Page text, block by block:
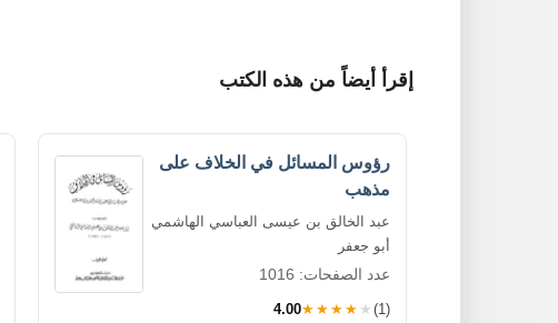
إقرأ أيضاً من هذه الكتب
رؤوس المسائل في الخلاف على
مذهب
عبد الخالق بن عيسى العباسي الهاشمي
أبو جعفر
عدد الصفحات: 1016
4.00★★★★★ (1)